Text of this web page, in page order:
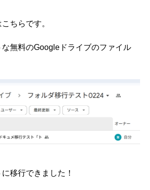
ちらです。
な無料のGoogleドライブのファイル
移行できました！